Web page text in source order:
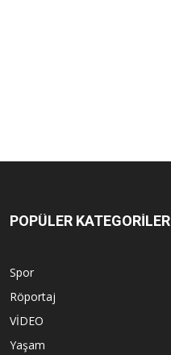
POPÜLER KATEGORİLER
Spor
Röportaj
VİDEO
Yaşam